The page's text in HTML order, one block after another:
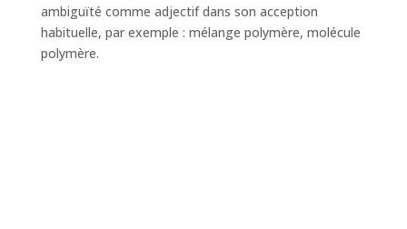
ambiguïté comme adjectif dans son acception
habituelle, par exemple : mélange polymère, molécule
polymère.